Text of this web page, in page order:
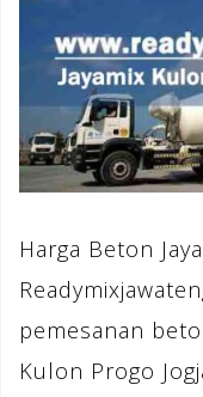
Harga Beton
pemesanan
Kulon Progo